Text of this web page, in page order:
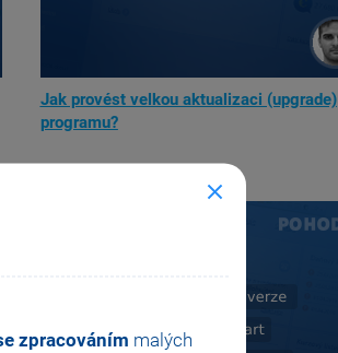
zpracováním malých
Jak provést velkou aktualizaci (upgrade)
programu?